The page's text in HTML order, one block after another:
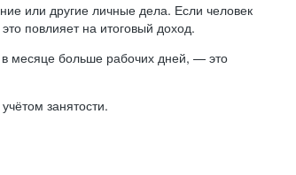
или другие личные дела. Если человек
повлияет на итоговый доход.
в месяце больше рабочих дней, — это
занятости.